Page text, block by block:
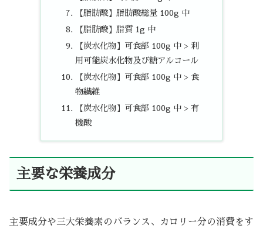
【脂肪酸】脂肪酸総量 100g 中
【脂肪酸】脂質 1g 中
【炭水化物】可食部 100g 中 > 利
用可能炭水化物及び糖アルコール
【炭水化物】可食部 100g 中 > 食
物繊維
【炭水化物】可食部 100g 中 > 有
機酸
主要な栄養成分
主要成分や三大栄養素のバランス、カロリー分の消費をす